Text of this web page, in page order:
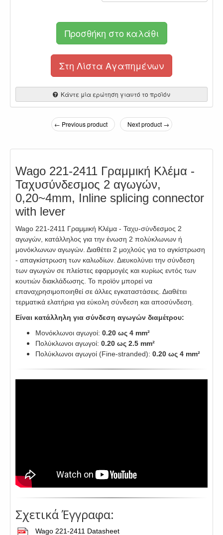
Προσθήκη στο καλάθι
Στη Λίστα Αγαπημένων
Κάντε μία ερώτηση γιαυτό το προϊόν
← Previous product Next product →
Wago 221-2411 Γραμμική Κλέμα -
Ταχυσύνδεσμος 2 αγωγών,
0,20~4mm, Inline splicing connector
with lever
Wago 221-2411 Γραμμική Κλέμα - Ταχυ-σύνδεσμος 2
αγωγών, κατάλληλος για την ένωση 2 πολύκλωνων ή
μονόκλωνων αγωγών. Διαθέτει 2 μοχλούς για το αγκίστρωση
- απαγκίστρωση των καλωδίων. Διευκολύνει την σύνδεση
των αγωγών σε πλείστες εφαρμογές και κυρίως εντός των
κουτιών διακλάδωσης. Το προϊόν μπορεί να
επαναχρησιμοποιηθεί σε άλλες εγκαταστάσεις. Διαθέτει
τερματικά ελατήρια για εύκολη σύνδεση και αποσύνδεση.
Είναι κατάλληλη για σύνδεση αγωγών διαμέτρου:
Μονόκλωνοι αγωγοί: 0.20 ως 4 mm²
Πολύκλωνοι αγωγοί: 0.20 ως 2.5 mm²
Πολύκλωνοι αγωγοί (Fine-stranded): 0.20 ως 4 mm²
Σχετικά Έγγραφα:
Wago 221-2411 Datasheet